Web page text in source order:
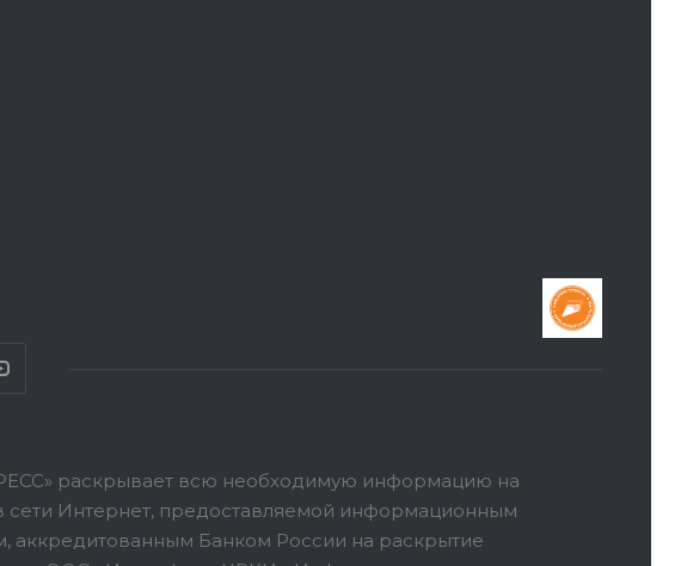
раскрывает всю необходимую информацию на
сети Интернет, предоставляемой информационным
аккредитованным Банком России на раскрытие